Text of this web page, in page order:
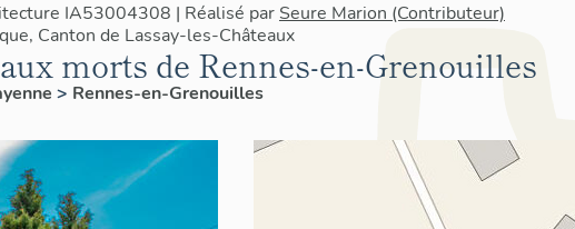
IA53004308 | Réalisé par Seure Marion (Contributeur)
Canton de Lassay-les-Châteaux
morts de Rennes-en-Grenouilles
> Rennes-en-Grenouilles